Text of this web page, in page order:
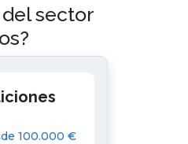
sector
100.000 €